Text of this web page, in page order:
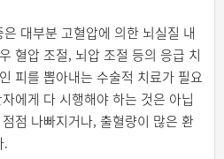
대부분 고혈압에 의한 뇌실질 내
혈압 조절, 뇌압 조절 등의 응급 치
피를 뽑아내는 수술적 치료가 필요
에게 다 시행해야 하는 것은 아닙
점 나빠지거나, 출혈량이 많은 환
.